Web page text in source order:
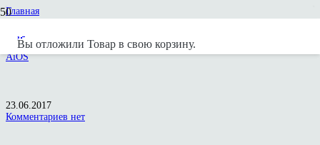
Вы отложили Товар в свою корзину.
Главная
Новости вендоров
Обновление встроенного ПО для интернет-плееров Cary DMS-500 и
AiOS
23.06.2017
Комментариев нет